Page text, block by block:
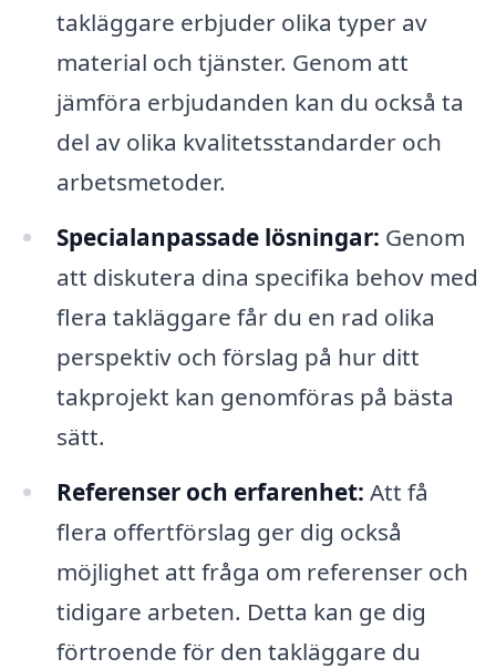
takläggare erbjuder olika typer av
material och tjänster. Genom att
jämföra erbjudanden kan du också ta
del av olika kvalitetsstandarder och
arbetsmetoder.
Specialanpassade lösningar: Genom
att diskutera dina specifika behov med
flera takläggare får du en rad olika
perspektiv och förslag på hur ditt
takprojekt kan genomföras på bästa
sätt.
Referenser och erfarenhet: Att få
flera offertförslag ger dig också
möjlighet att fråga om referenser och
tidigare arbeten. Detta kan ge dig
förtroende för den takläggare du